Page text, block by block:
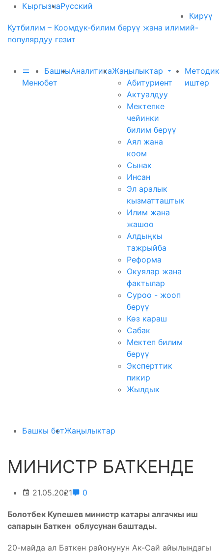
КыргызчаРусский
Кирүү
Кутбилим – Коомдук-билим берүү жана илимий-
популярдуу гезит
Меню
Башкы
бет
АналитикаЖаңылыктар
Абитуриент
Актуалдуу
Мектепке
чейинки
билим берүү
Аял жана
коом
Сынак
Инсан
Эл аралык
кызматташтык
Илим жана
жашоо
Алдыңкы
тажрыйба
Реформа
Окуялар жана
фактылар
Суроо - жооп
берүү
Көз караш
Сабак
Мектеп билим
берүү
Эксперттик
пикир
Жылдык
иштер
Башкы бетЖаңылыктар
МИНИСТР БАТКЕНДЕ
21.05.2021 0
Болотбек Купешев министр катары алгачкы иш
сапарын Баткен облусунан баштады.
20-майда ал Баткен районунун Ак-Сай айылындагы